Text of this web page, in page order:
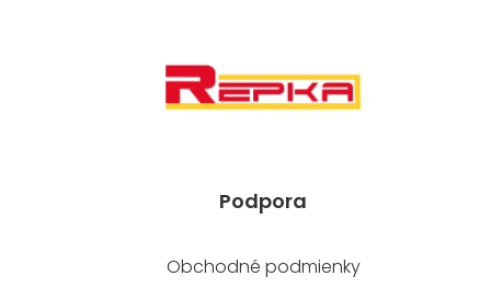
Podpora
Obchodné podmienky